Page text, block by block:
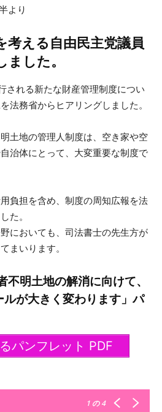
より
考える自由民主党議員
ました。
される新たな財産管理制度につい
法務省からヒアリングしました。
土地の管理人制度は、空き家や空
治体にとって、大変重要な制度で
負担を含め、制度の周知広報を法
た。
においても、司法書士の先生方が
まいります。
明土地の解消に向けて、
が大きく変わります」パ
パンフレット PDF
1 の 4